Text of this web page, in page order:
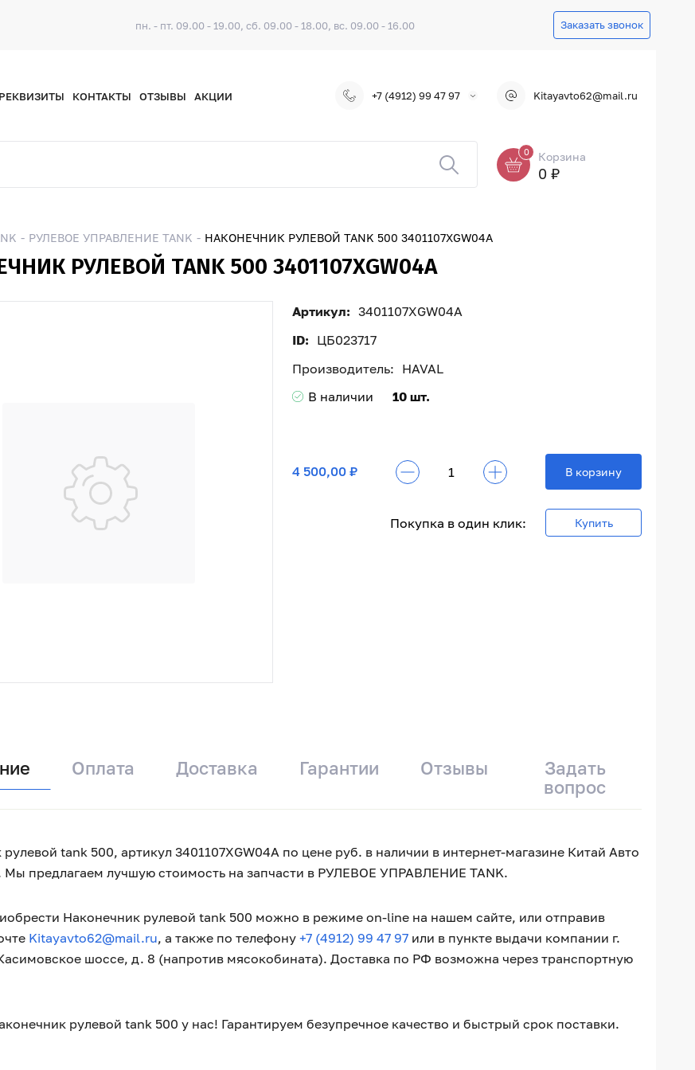
пн. - пт. 09.00 - 19.00, сб. 09.00 - 18.00, вс. 09.00 - 16.00 Заказать звонок
РЕКВИЗИТЫ КОНТАКТЫ ОТЗЫВЫ АКЦИИ +7 (4912) 99 47 97 Kitayavto62@mail.ru
0 Корзина
0 ₽
РУЛЕВОЕ УПРАВЛЕНИЕ TANK НАКОНЕЧНИК РУЛЕВОЙ TANK 500 3401107XGW04A
РУЛЕВОЙ TANK 500 3401107XGW04A
Артикул: 3401107XGW04A
ID: ЦБ023717
Производитель: HAVAL
В наличии
10 шт.
4 500,00 ₽ В корзину
Покупка в один клик: Купить
Оплата Доставка Гарантии Отзывы
Задать
вопрос
tank 500, артикул 3401107XGW04A по цене руб. в наличии в интернет-магазине Китай Авто
Мы предлагаем лучшую стоимость на запчасти в РУЛЕВОЕ УПРАВЛЕНИЕ TANK.
Наконечник рулевой tank 500 можно в режиме on-line на нашем сайте, или отправив
Kitayavto62@mail.ru, а также по телефону +7 (4912) 99 47 97или в пункте выдачи компании г.
шоссе, д. 8 (напротив мясокобината). Доставка по РФ возможна через транспортную
рулевой tank 500 у нас! Гарантируем безупречное качество и быстрый срок поставки.